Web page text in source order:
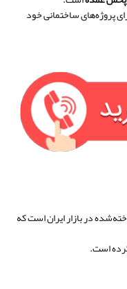
پروژه‌های ساختمانی خود
در بازار ایران است که
است.